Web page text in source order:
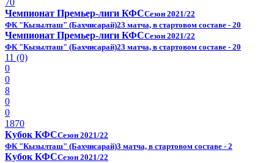
70
Чемпионат Премьер-лиги КФССезон 2021/22
ФК "Кызылташ" (Бахчисарай)23 матча, в стартовом составе - 20
Чемпионат Премьер-лиги КФССезон 2021/22
ФК "Кызылташ" (Бахчисарай)23 матча, в стартовом составе - 20
11 (0)
0
0
8
0
0
1870
Кубок КФССезон 2021/22
ФК "Кызылташ" (Бахчисарай)3 матча, в стартовом составе - 2
Кубок КФССезон 2021/22